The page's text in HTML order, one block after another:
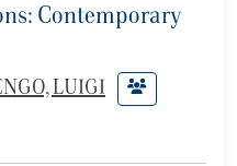
Contemporary
LUIGI